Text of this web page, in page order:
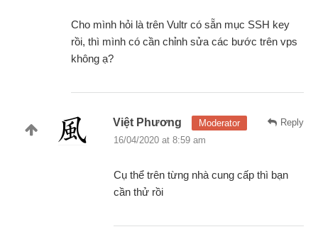
Cho mình hỏi là trên Vultr có sẵn mục SSH key
rồi, thì mình có cần chỉnh sửa các bước trên vps
không ạ?
Reply
Việt Phương
Moderator
16/04/2020 at 8:59 am
Cụ thể trên từng nhà cung cấp thì bạn
cần thử rồi